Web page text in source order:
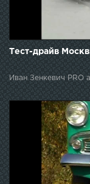
Тест-драйв
Иван Зенкевич PRO